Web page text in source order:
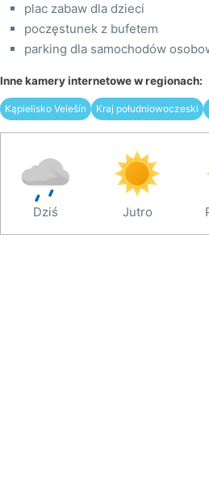
plac zabaw dla dzieci
poczęstunek z bufetem
parking dla samochodów
Inne kamery internetowe w regionach:
Kąpielisko Velešín Kraj południowoczeski
Dziś Jutro